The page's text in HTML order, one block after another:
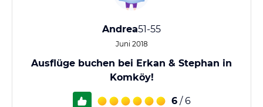
Andrea51-55
Juni 2018
Ausflüge buchen bei Erkan & Stephan in
Komköy!
6 / 6